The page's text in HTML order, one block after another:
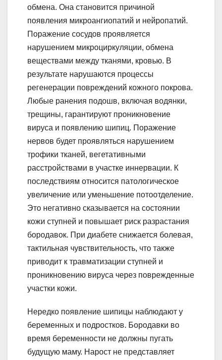
обмена. Она становится причиной
появления микроангиопатий и нейропатий.
Поражение сосудов проявляется
нарушением микроциркуляции, обмена
веществами между тканями, кровью. В
результате нарушаются процессы
регенерации повреждений кожного покрова.
Любые ранения подошв, включая водянки,
трещины, гарантируют проникновение
вируса и появлению шипиц. Поражение
нервов будет проявляться нарушением
трофики тканей, вегетативными
расстройствами в участке иннервации. К
последствиям относится патологическое
увеличение или уменьшение потоотделение.
Это негативно сказывается на состоянии
кожи ступней и повышает риск разрастания
бородавок. При диабете снижается болевая,
тактильная чувствительность, что также
приводит к травматизации ступней и
проникновению вируса через поврежденные
участки кожи.
Нередко появление шипицы наблюдают у
беременных и подростков. Бородавки во
время беременности не должны пугать
будущую маму. Нарост не представляет